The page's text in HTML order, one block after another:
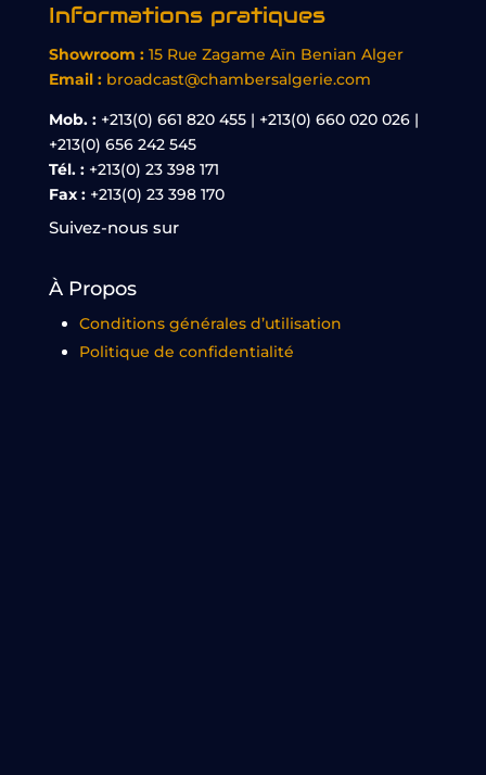
Informations pratiques
Showroom : 15 Rue Zagame Aïn Benian Alger
Email : broadcast@chambersalgerie.com
Mob. :+213(0) 661 820 455 | +213(0) 660 020 026 |
+213(0) 656 242 545
Tél. : +213(0) 23 398 171
Fax : +213(0) 23 398 170
Suivez-nous sur
À Propos
Conditions générales d’utilisation
Politique de confidentialité